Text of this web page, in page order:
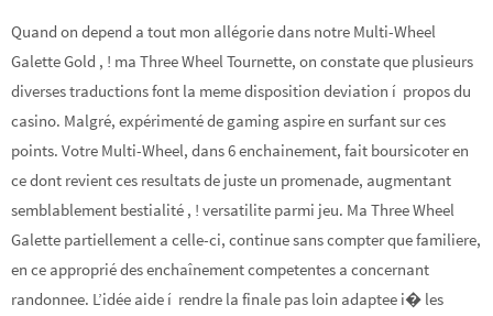
Quand on depend a tout mon allégorie dans notre Multi-Wheel
Galette Gold , ! ma Three Wheel Tournette, on constate que plusieurs
diverses traductions font la meme disposition deviation í propos du
casino. Malgré, expérimenté de gaming aspire en surfant sur ces
points. Votre Multi-Wheel, dans 6 enchainement, fait boursicoter en
ce dont revient ces resultats de juste un promenade, augmentant
semblablement bestialité , ! versatilite parmi jeu. Ma Three Wheel
Galette partiellement a celle-ci, continue sans compter que familiere,
en ce approprié des enchaînement competentes a concernant
randonnee. L’idée aide í rendre la finale pas loin adaptee i� les